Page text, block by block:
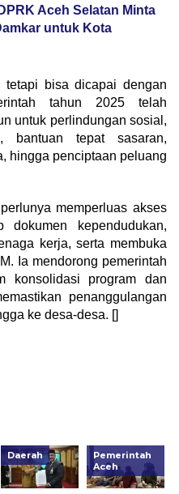
Aceh Selatan Minta
untuk Kota
tetapi bisa dicapai dengan
tahun 2025 telah
untuk perlindungan sosial,
bantuan tepat sasaran,
hingga penciptaan peluang
memperluas akses
dokumen kependudukan,
kerja, serta membuka
Ia mendorong pemerintah
konsolidasi program dan
penanggulangan
ke desa-desa. []
Daerah
Pemerintah
Aceh